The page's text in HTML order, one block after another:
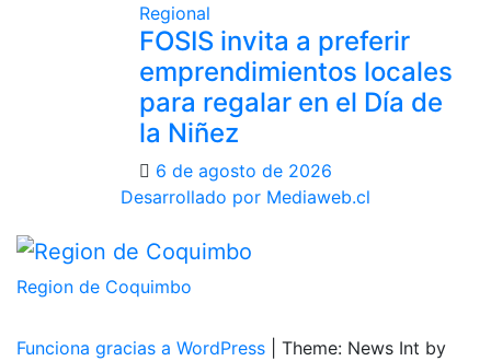
Regional
FOSIS invita a preferir
emprendimientos locales
para regalar en el Día de
la Niñez
6 de agosto de 2026
Desarrollado por Mediaweb.cl
Region de Coquimbo
Funciona gracias a WordPress
Theme: News Int by